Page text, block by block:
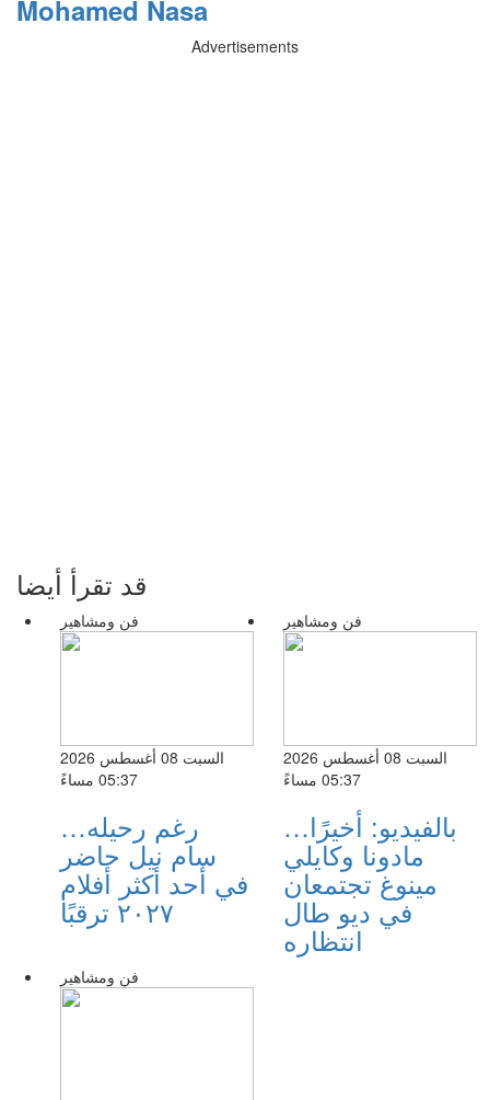
Mohamed Nasa
Advertisements
قد تقرأ أيضا
فن ومشاهير
السبت 08 أغسطس 2026
05:37 مساءً
رغم رحيله…
سام نيل حاضر
في أحد أكثر أفلام
٢٠٢٧ ترقبًا
فن ومشاهير
السبت 08 أغسطس 2026
05:37 مساءً
بالفيديو: أخيرًا…
مادونا وكايلي
مينوغ تجتمعان
في ديو طال
انتظاره
فن ومشاهير